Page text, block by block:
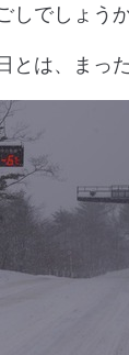
しでしょう
とは、まっ